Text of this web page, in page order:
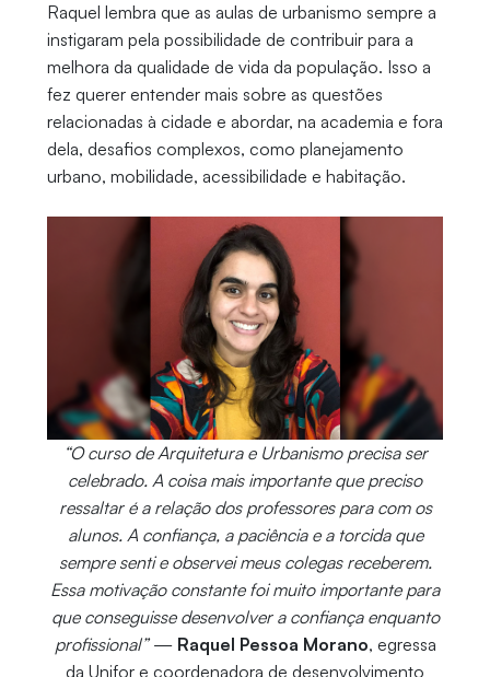
Raquel lembra que as aulas de urbanismo sempre a
instigaram pela possibilidade de contribuir para a
melhora da qualidade de vida da população. Isso a
fez querer entender mais sobre as questões
relacionadas à cidade e abordar, na academia e fora
dela, desafios complexos, como planejamento
urbano, mobilidade, acessibilidade e habitação.
“O curso de Arquitetura e Urbanismo precisa ser
celebrado. A coisa mais importante que preciso
ressaltar é a relação dos professores para com os
alunos. A confiança, a paciência e a torcida que
sempre senti e observei meus colegas receberem.
Essa motivação constante foi muito importante para
que conseguisse desenvolver a confiança enquanto
profissional”— Raquel Pessoa Morano, egressa
da Unifor e coordenadora de desenvolvimento